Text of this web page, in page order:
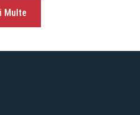
Multe